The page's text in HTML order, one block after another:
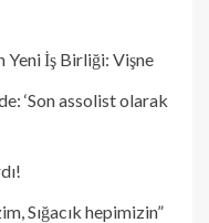
Yeni İş Birliği: Vişne
‘Son assolist olarak
Sığacık hepimizin”